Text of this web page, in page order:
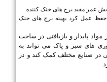
عمر مفید برج های خنک کننده
عمل کرد بهینه برج های خنک
پایدار و بازیافتی در ساخت
های سبز و پاک می تواند به
در صنایع مختلف کمک کند و در